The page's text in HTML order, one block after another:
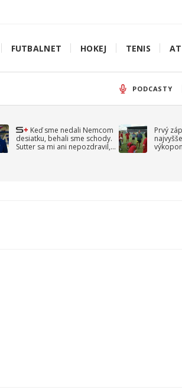
FUTBALNET HOKEJ TENIS
PODCASTY
Keď sme nedali Nemcom
desiatku, behali sme schody.
Sutter sa mi ani nepozdravil,
Prvý